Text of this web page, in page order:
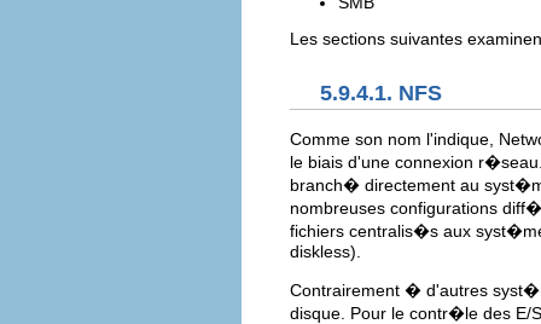
Les sections suivantes
5.9.4.1. NFS
Comme son nom l'indique,
le biais d'une connexion
branch� directement au
nombreuses configurations
fichiers centralis�s aux
diskless).
Contrairement � d'autres
disque. Pour le contr�le des E/